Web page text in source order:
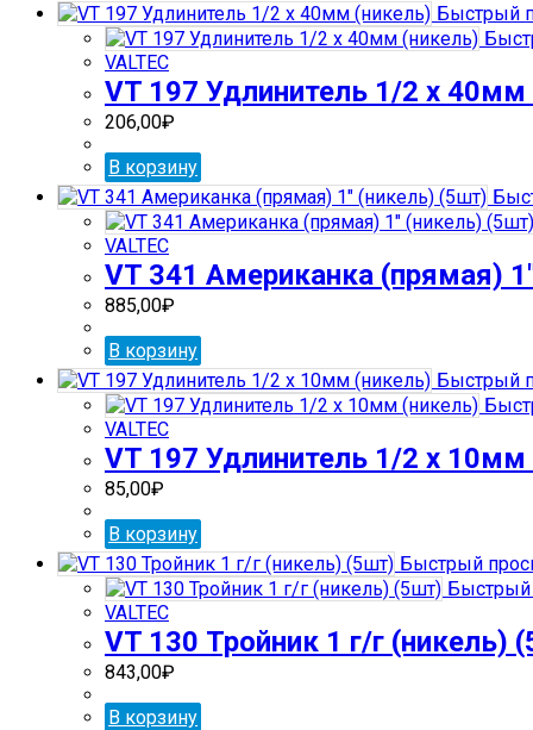
Быстрый
VALTEC
VT 197 Удлинитель 1/2 х 40мм
206,00₽
В корзину
VALTEC
VT 341 Американка (прямая)
885,00₽
В корзину
Быстрый
VALTEC
VT 197 Удлинитель 1/2 х 10мм
85,00₽
В корзину
Быстрый
Быстрый
VALTEC
VT 130 Тройник 1 г/г (никель)
843,00₽
В корзину